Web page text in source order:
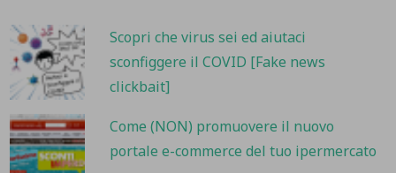
Scopri che virus sei ed aiutaci
sconfiggere il COVID [Fake news
clickbait]
Come (NON) promuovere il nuovo
portale e-commerce del tuo ipermercato